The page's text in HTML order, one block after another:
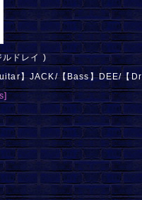
ドレイ )
】JACK/【Bass】DEE/【